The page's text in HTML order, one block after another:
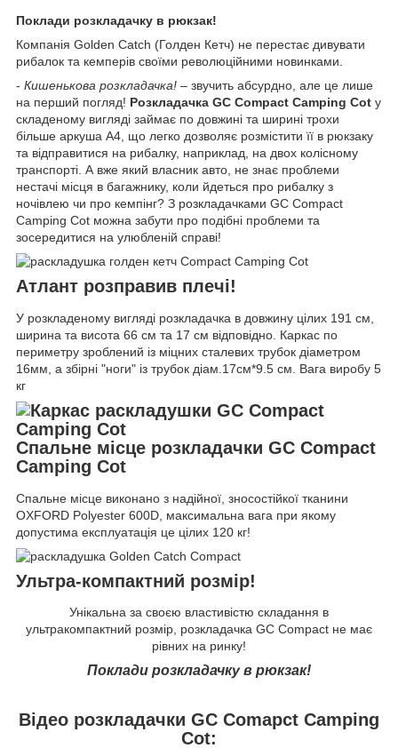
Поклади розкладачку в рюкзак!
Компанія Golden Catch (Голден Кетч) не перестає дивувати
рибалок та кемперів своїми революційними новинками.
- Кишенькова розкладачка! – звучить абсурдно, але це лише
на перший погляд! Розкладачка GC Compact Camping Cot у
складеному вигляді займає по довжині та ширині трохи
більше аркуша А4, що легко дозволяє розмістити її в рюкзаку
та відправитися на рибалку, наприклад, на двох колісному
транспорті. А вже який власник авто, не знає проблеми
нестачі місця в багажнику, коли йдеться про рибалку з
ночівлею чи про кемпінг? З розкладачками GC Compact
Camping Cot можна забути про подібні проблеми та
зосередитися на улюбленій справі!
Атлант розправив плечі!
У розкладеному вигляді розкладачка в довжину цілих 191 см,
ширина та висота 66 см та 17 см відповідно. Каркас по
периметру зроблений із міцних сталевих трубок діаметром
16мм, а збірні "ноги" із трубок діам.17см*9.5 см. Вага виробу 5
кг
Спальне місце розкладачки GC Compact
Camping Cot
Спальне місце виконано з надійної, зносостійкої тканини
OXFORD Polyester 600D, максимальна вага при якому
допустима експлуатація це цілих 120 кг!
Ультра-компактний розмір!
Унікальна за своєю властивістю складання в
ультракомпактний розмір, розкладачка GC Compact не має
рівних на ринку!
Поклади розкладачку в рюкзак!
Відео розкладачки GC Comapct Camping
Cot: